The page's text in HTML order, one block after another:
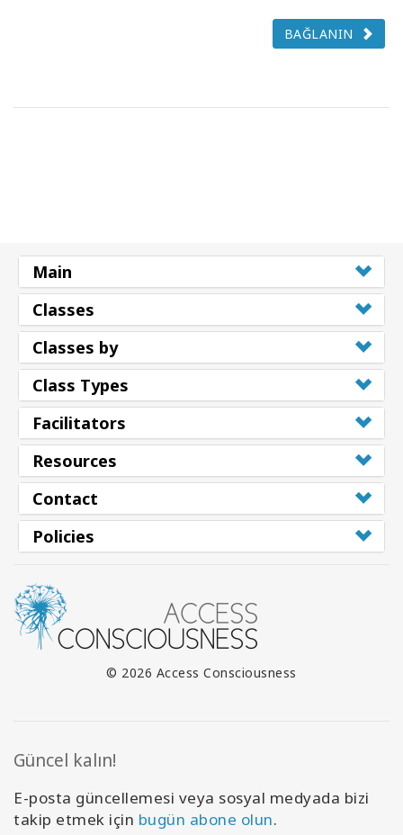
BAĞLANIN
Main
Classes
Classes by
Class Types
Facilitators
Resources
Contact
Policies
© 2026 Access Consciousness
Güncel kalın!
E-posta güncellemesi veya sosyal medyada bizi
takip etmek için bugün abone olun.